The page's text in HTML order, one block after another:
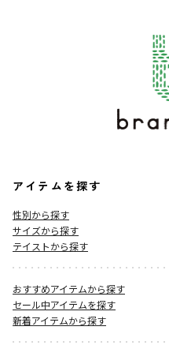
アイテムを探す
性別から探す
サイズから探す
テイストから探す
おすすめアイテムから探す
セール中アイテムを探す
新着アイテムから探す